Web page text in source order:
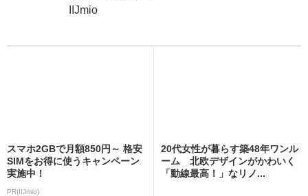
IIJmio
スマホ2GBで月額850円～ 格安
SIMをお得に使うキャンペーン
実施中！
PR(IIJmio)
20代女性が暮らす築48年ワンル
ーム 北欧デザインがかわいく
「動線最高！」なリノ...